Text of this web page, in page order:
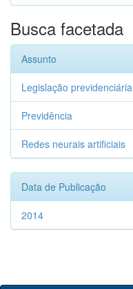
Busca facetada
Assunto
Legislação previdenciária
Previdência
Redes neurais artificiais
Data de Publicação
2014